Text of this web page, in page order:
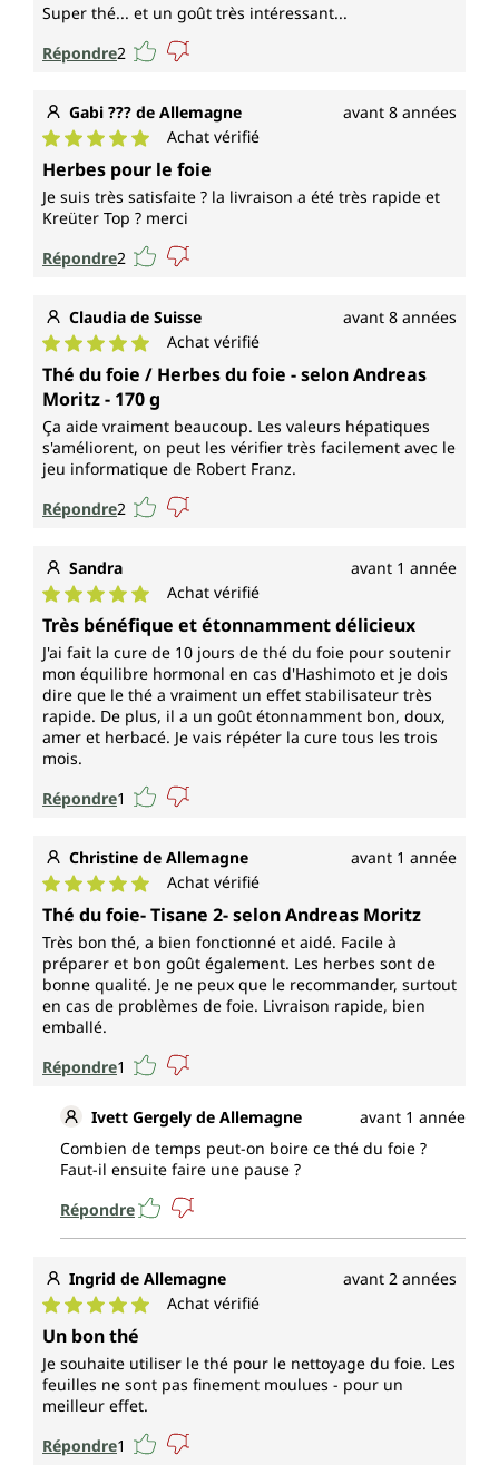
Super thé... et un goût très intéressant...
Répondre2
Gabi ??? de Allemagne avant 8 années
Note moyenne de 5 sur 5 étoiles
Achat vérifié
Herbes pour le foie
Je suis très satisfaite ? la livraison a été très rapide et
Kreüter Top ? merci
Répondre2
Claudia de Suisse avant 8 années
Note moyenne de 5 sur 5 étoiles
Achat vérifié
Thé du foie / Herbes du foie - selon Andreas
Moritz - 170 g
Ça aide vraiment beaucoup. Les valeurs hépatiques
s'améliorent, on peut les vérifier très facilement avec le
jeu informatique de Robert Franz.
Répondre2
Sandra avant 1 année
Note moyenne de 5 sur 5 étoiles
Achat vérifié
Très bénéfique et étonnamment délicieux
J'ai fait la cure de 10 jours de thé du foie pour soutenir
mon équilibre hormonal en cas d'Hashimoto et je dois
dire que le thé a vraiment un effet stabilisateur très
rapide. De plus, il a un goût étonnamment bon, doux,
amer et herbacé. Je vais répéter la cure tous les trois
mois.
Répondre1
Christine de Allemagne avant 1 année
Note moyenne de 5 sur 5 étoiles
Achat vérifié
Thé du foie- Tisane 2- selon Andreas Moritz
Très bon thé, a bien fonctionné et aidé. Facile à
préparer et bon goût également. Les herbes sont de
bonne qualité. Je ne peux que le recommander, surtout
en cas de problèmes de foie. Livraison rapide, bien
emballé.
Répondre1
Ivett Gergely de Allemagne
avant 1 année
Combien de temps peut-on boire ce thé du foie ?
Faut-il ensuite faire une pause ?
Répondre
Ingrid de Allemagne avant 2 années
Note moyenne de 5 sur 5 étoiles
Achat vérifié
Un bon thé
Je souhaite utiliser le thé pour le nettoyage du foie. Les
feuilles ne sont pas finement moulues - pour un
meilleur effet.
Répondre1